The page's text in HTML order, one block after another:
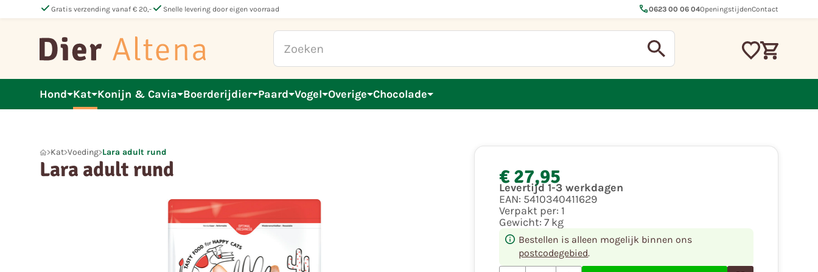
check Gratis verzending vanaf € 20,-check Snelle levering door eigen voorraad call0623 00 06 04OpeningstijdenContact
Hond Kat Konijn & Cavia Boerderijdier Paard Vogel Overige Chocolade
Kat Voeding Lara adult rund
Lara adult rund € 27,95
Levertijd 1-3 werkdagen
EAN: 5410340411629
Verpakt per: 1
Gewicht:7 kg
Bestellen is alleen mogelijk binnen ons
postcodegebied.